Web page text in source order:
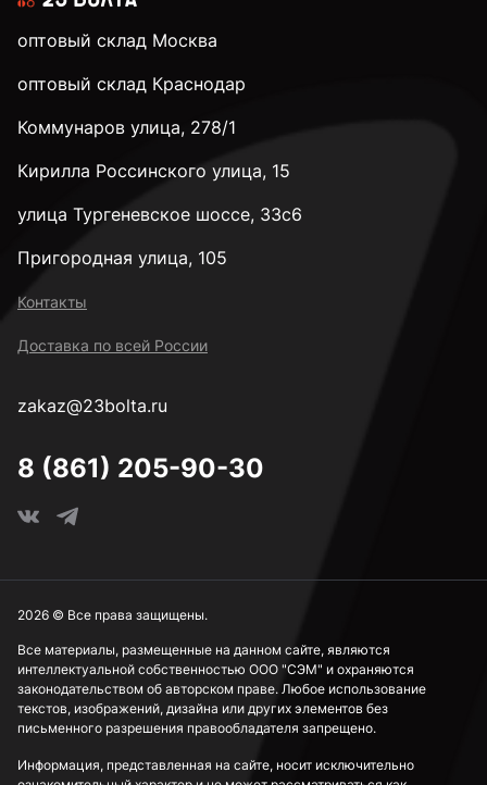
оптовый склад Москва
оптовый склад Краснодар
Коммунаров улица, 278/1
Кирилла Россинского улица, 15
улица Тургеневское шоссе, 33с6
Пригородная улица, 105
Контакты
Доставка по всей России
zakaz@23bolta.ru
8 (861) 205-90-30
Все материалы, размещенные на данном сайте, являются
интеллектуальной собственностью ООО "СЭМ" и охраняются
законодательством об авторском праве. Любое использование
текстов, изображений, дизайна или других элементов без
письменного разрешения правообладателя запрещено.
Информация, представленная на сайте, носит исключительно
2026 © Все права защищены.